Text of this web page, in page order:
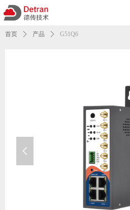
넳
首页 ꄲ 产品 ꄲ G51Q6